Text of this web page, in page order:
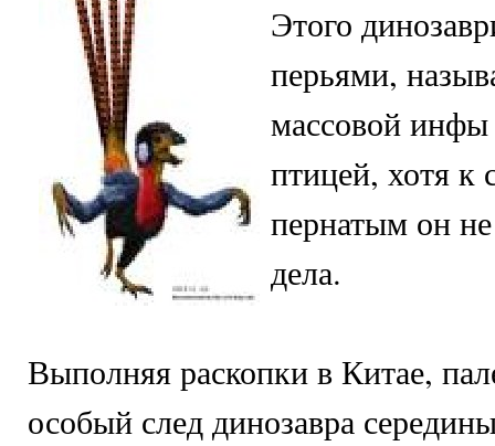
Этого
перьями,
массовой
птицей, хотя к
пернатым он
дела.
Выполняя раскопки в Китае,
особый след динозавра